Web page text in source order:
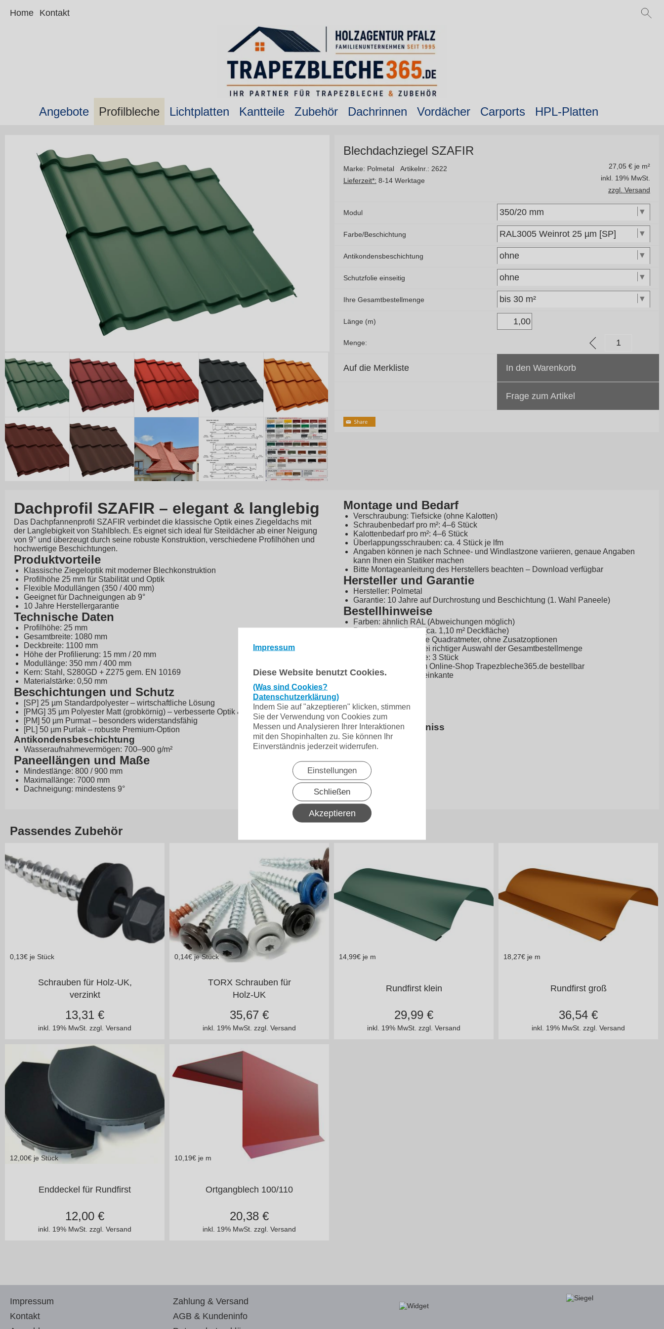
Impressum
Diese Website benutzt Cookies.
(Was sind Cookies?
Datenschutzerklärung)
Indem Sie auf "akzeptieren" klicken, stimmen
Sie der Verwendung von Cookies zum
Messen und Analysieren Ihrer Interaktionen
mit den Shopinhalten zu. Sie können Ihr
Einverständnis jederzeit widerrufen.
Einstellungen
Schließen
Akzeptieren
Home Kontakt
Angebote Profilbleche Lichtplatten Kantteile Zubehör Dachrinnen Vordächer Carports HPL-Platten
Blechdachziegel SZAFIR
Marke: Polmetal Artikelnr.: 2622
Lieferzeit*: 8-14 Werktage
27,05 € je m²
inkl. 19% MwSt.
zzgl. Versand
Modul
Farbe/Beschichtung
Antikondensbeschichtung
Schutzfolie einseitig
Ihre Gesamtbestellmenge
Länge (m)
Menge:
Auf die Merkliste In den Warenkorb
Frage zum Artikel
Dachprofil SZAFIR – elegant & langlebig
Das Dachpfannenprofil SZAFIR verbindet die klassische Optik eines Ziegeldachs mit
der Langlebigkeit von Stahlblech. Es eignet sich ideal für Steildächer ab einer Neigung
von 9° und überzeugt durch seine robuste Konstruktion, verschiedene Profilhöhen und
hochwertige Beschichtungen.
Produktvorteile
Klassische Ziegeloptik mit moderner Blechkonstruktion
Profilhöhe 25 mm für Stabilität und Optik
Flexible Modullängen (350 / 400 mm)
Geeignet für Dachneigungen ab 9°
10 Jahre Herstellergarantie
Technische Daten
Profilhöhe: 25 mm
Gesamtbreite: 1080 mm
Deckbreite: 1100 mm
Höhe der Profilierung: 15 mm / 20 mm
Modullänge: 350 mm / 400 mm
Kern: Stahl, S280GD + Z275 gem. EN 10169
Materialstärke: 0,50 mm
Beschichtungen und Schutz
[SP] 25 µm Standardpolyester – wirtschaftliche Lösung
[PMG] 35 µm Polyester Matt (grobkörnig) – verbesserte Optik & Schutz
[PM] 50 µm Purmat – besonders widerstandsfähig
[PL] 50 µm Purlak – robuste Premium-Option
Antikondensbeschichtung
Wasseraufnahmevermögen: 700–900 g/m²
Paneellängen und Maße
Mindestlänge: 800 / 900 mm
Maximallänge: 7000 mm
Dachneigung: mindestens 9°
Montage und Bedarf
Verschraubung: Tiefsicke (ohne Kalotten)
Schraubenbedarf pro m²: 4–6 Stück
Kalottenbedarf pro m²: 4–6 Stück
Überlappungsschrauben: ca. 4 Stück je lfm
Angaben können je nach Schnee- und Windlastzone variieren, genaue Angaben
kann Ihnen ein Statiker machen
Bitte Montageanleitung des Herstellers beachten – Download verfügbar
Hersteller und Garantie
Hersteller: Polmetal
Garantie: 10 Jahre auf Durchrostung und Beschichtung (1. Wahl Paneele)
Bestellhinweise
Farben: ähnlich RAL (Abweichungen möglich)
Preis: pro 1 m Profil (ca. 1,10 m² Deckfläche)
Grundpreis: in Euro je Quadratmeter, ohne Zusatzoptionen
Angebot nur gültig bei richtiger Auswahl der Gesamtbestellmenge
Mindestbestellmenge: 3 Stück
Dieses Produkt ist im Online-Shop Trapezbleche365.de bestellbar
Lieferung bis Bordsteinkante
Herstellerverzeichniss
▸Widerrufsbelehrung
Vertrag widerrufen
Passendes Zubehör
0,13€ je Stück
Schrauben für Holz-UK,
verzinkt
inkl. 19% MwSt. zzgl. Versand
13,31 €
0,14€ je Stück
TORX Schrauben für
Holz-UK
inkl. 19% MwSt. zzgl. Versand
35,67 €
14,99€ je m
Rundfirst klein
inkl. 19% MwSt. zzgl. Versand
29,99 €
18,27€ je m
Rundfirst groß
inkl. 19% MwSt. zzgl. Versand
36,54 €
12,00€ je Stück
Enddeckel für Rundfirst
inkl. 19% MwSt. zzgl. Versand
12,00 €
10,19€ je m
Ortgangblech 100/110
inkl. 19% MwSt. zzgl. Versand
20,38 €
Impressum
Kontakt
Zahlung & Versand
AGB & Kundeninfo